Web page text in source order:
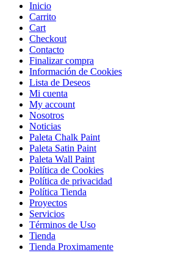
Inicio
Carrito
Cart
Checkout
Contacto
Finalizar compra
Información de Cookies
Lista de Deseos
Mi cuenta
My account
Nosotros
Noticias
Paleta Chalk Paint
Paleta Satin Paint
Paleta Wall Paint
Política de Cookies
Política de privacidad
Política Tienda
Proyectos
Servicios
Términos de Uso
Tienda
Tienda Proximamente